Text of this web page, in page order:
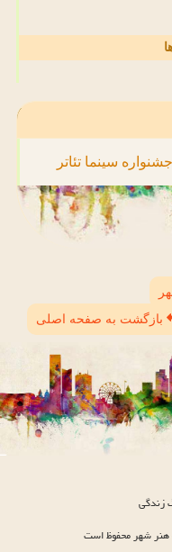
جشنواره سینما تئاتر
بازگشت به صفحه اصلی
زندگی